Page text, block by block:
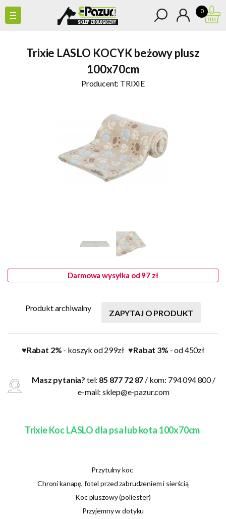
0
Trixie LASLO KOCYK beżowy plusz
100x70cm
Producent: TRIXIE
Darmowa wysyłka od 97 zł
Produkt archiwalny
ZAPYTAJ O PRODUKT
♥Rabat 2% - koszyk od 299zł♥Rabat 3% - od 450zł
Masz pytania? tel: 85 877 72 87 / kom: 794 094 800 /
e-mail: sklep@e-pazur.com
Trixie Koc LASLO dla psa lub kota 100x70cm
Przytulny koc
Chroni kanapę, fotel przed zabrudzeniem i sierścią
Koc pluszowy (poliester)
Przyjemny w dotyku